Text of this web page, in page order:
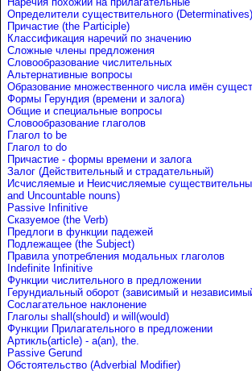
Определители существительного (Determinatives)
Причастие (the Participle)
Классификация наречий по значению
Сложные члены предложения
Словообразование числительных
Альтернативные вопросы
Образование множественного числа имён
Формы Герундия (времени и залога)
Общие и специальные вопросы
Словообразование глаголов
Глагол to be
Глагол to do
Причастие - формы времени и залога
Залог (Действительный и страдательный)
Исчисляемые и Неисчисляемые
and Uncountable nouns)
Passive Infinitive
Сказуемое (the Verb)
Предлоги в функции падежей
Подлежащее (the Subject)
Правила употребления модальных глаголов
Indefinite Infinitive
Функции числительного в предложении
Герундиальный оборот (зависимый и
Сослагательное наклонение
Глаголы shall(should) и will(would)
Функции Прилагательного в предложении
Артикль(article) - a(an), the.
Passive Gerund
Обстоятельство (Adverbial Modifier)